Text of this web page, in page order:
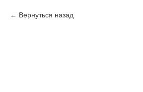
Вернуться назад